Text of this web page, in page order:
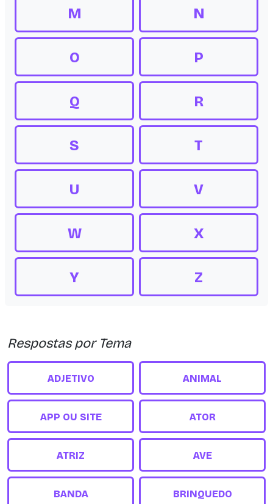
M N
O P
Q R
S T
U V
W X
Y Z
Respostas por Tema
ADJETIVO ANIMAL
APP OU SITE ATOR
ATRIZ AVE
BANDA BRINQUEDO